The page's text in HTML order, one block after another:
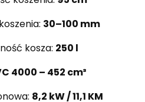
30–100 mm
kosza: 250 l
4000 – 452 cm³
8,2 kW / 11,1 KM